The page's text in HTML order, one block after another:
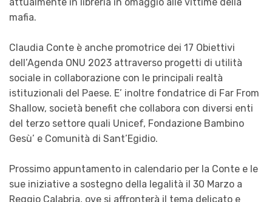
attualmente in libreria in omaggio alle vittime della
mafia.
Claudia Conte è anche promotrice dei 17 Obiettivi
dell’Agenda ONU 2023 attraverso progetti di utilità
sociale in collaborazione con le principali realtà
istituzionali del Paese. E’ inoltre fondatrice di Far From
Shallow, società benefit che collabora con diversi enti
del terzo settore quali Unicef, Fondazione Bambino
Gesù’ e Comunità di Sant’Egidio.
Prossimo appuntamento in calendario per la Conte e le
sue iniziative a sostegno della legalità il 30 Marzo a
Reggio Calabria, ove si affronterà il tema delicato e